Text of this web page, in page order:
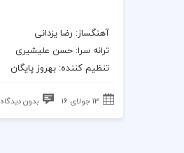
آهنگساز: رضا یزدانی
ترانه سرا: حسن علیشیری
تنظیم کننده: بهروز پایگان
13 جولای 16 بدون دیدگاه